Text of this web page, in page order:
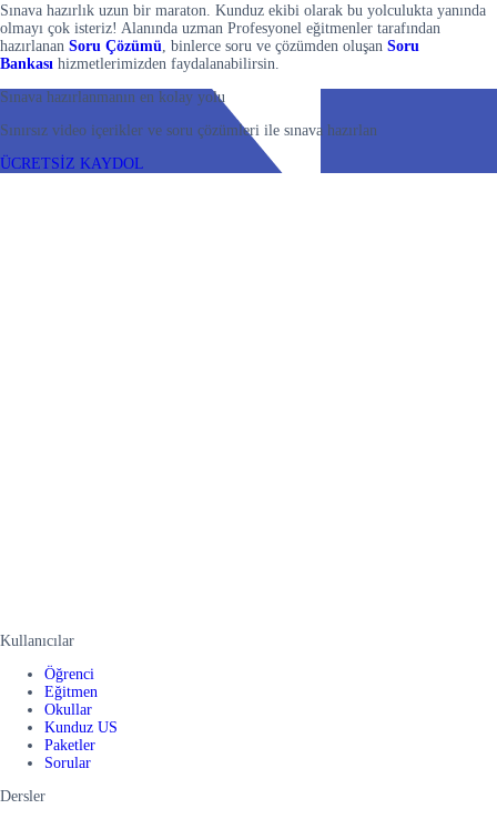
Sınava hazırlık uzun bir maraton. Kunduz ekibi olarak bu yolculukta yanında
olmayı çok isteriz! Alanında uzman Profesyonel eğitmenler tarafından
hazırlanan Soru Çözümü , binlerce soru ve çözümden oluşan Soru
Bankası hizmetlerimizden faydalanabilirsin.
Sınava hazırlanmanın en kolay yolu
Sınırsız video içerikler ve soru çözümleri ile sınava hazırlan
ÜCRETSİZ KAYDOL
Kullanıcılar
Öğrenci
Eğitmen
Okullar
Kunduz US
Paketler
Sorular
Dersler